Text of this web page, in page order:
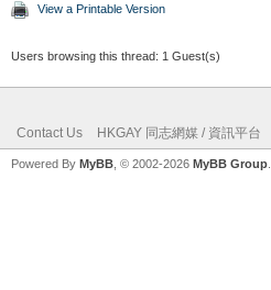
View a Printable Version
Users browsing this thread: 1 Guest(s)
Contact Us HKGAY 同志網媒 / 資訊平台
Powered By MyBB , © 2002-2026 MyBB Group